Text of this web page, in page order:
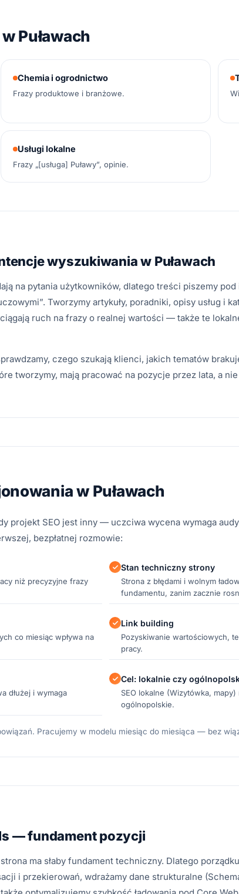
Puławach
Chemia i ogrodnictwo
Frazy produktowe i branżowe.
Usługi lokalne
Frazy „[usługa] Puławy”, opinie.
wyszukiwania w Puławach
na pytania użytkowników, dlatego treści piszemy
Tworzymy artykuły, poradniki, opisy usług i
ruch na frazy o realnej wartości — także te
czego szukają klienci, jakich tematów
tworzymy, mają pracować na pozycje przez lata, a
w Puławach
projekt SEO jest inny — uczciwa wycena wymaga
bezpłatnej rozmowie:
niż precyzyjne frazy
Stan techniczny strony
Strona z błędami i wolnym
fundamentu, zanim zacznie
co miesiąc wpływa na
Link building
Pozyskiwanie wartościowych,
pracy.
dłużej i wymaga
Cel: lokalnie czy
SEO lokalne (Wizytówka,
ogólnopolskie.
Pracujemy w modelu miesiąc do miesiąca — bez
— fundament pozycji
ma słaby fundament techniczny. Dlatego
i przekierowań, wdrażamy dane strukturalne